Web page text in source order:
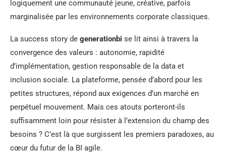
logiquement une communauté jeune, créative, parfois
marginalisée par les environnements corporate classiques.
La success story de generationbi se lit ainsi à travers la
convergence des valeurs : autonomie, rapidité
d’implémentation, gestion responsable de la data et
inclusion sociale. La plateforme, pensée d’abord pour les
petites structures, répond aux exigences d’un marché en
perpétuel mouvement. Mais ces atouts porteront-ils
suffisamment loin pour résister à l’extension du champ des
besoins ? C’est là que surgissent les premiers paradoxes, au
cœur du futur de la BI agile.